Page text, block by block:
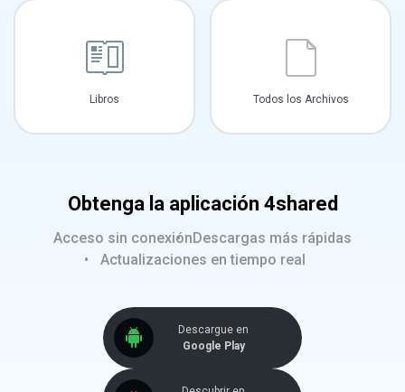
Libros Todos los Archivos
Obtenga la aplicación 4shared
Acceso sin conexiónDescargas más rápidas
Actualizaciones en tiempo real
Descargue en
Google Play